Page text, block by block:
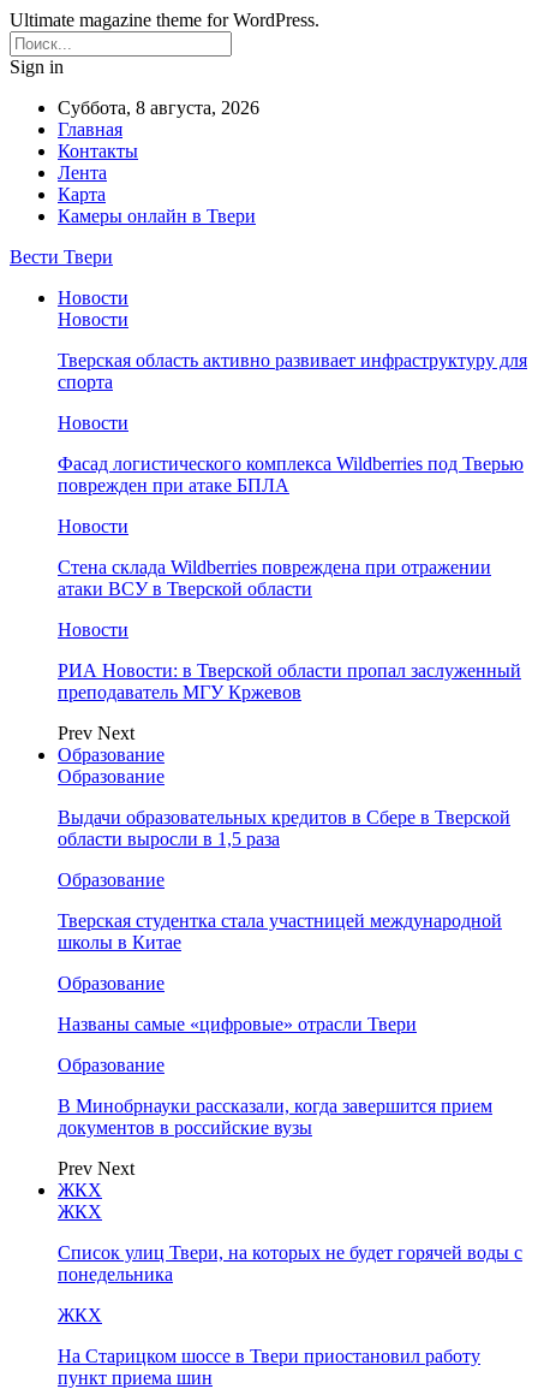
Ultimate magazine theme for WordPress.
Sign in
Суббота, 8 августа, 2026
Главная
Контакты
Лента
Карта
Камеры онлайн в Твери
Вести Твери
Новости
Новости
Тверская область активно развивает инфраструктуру для
спорта
Новости
Фасад логистического комплекса Wildberries под Тверью
поврежден при атаке БПЛА
Новости
Стена склада Wildberries повреждена при отражении
атаки ВСУ в Тверской области
Новости
РИА Новости: в Тверской области пропал заслуженный
преподаватель МГУ Кржевов
Prev Next
Образование
Образование
Выдачи образовательных кредитов в Сбере в Тверской
области выросли в 1,5 раза
Образование
Тверская студентка стала участницей международной
школы в Китае
Образование
Названы самые «цифровые» отрасли Твери
Образование
В Минобрнауки рассказали, когда завершится прием
документов в российские вузы
Prev Next
ЖКХ
ЖКХ
Список улиц Твери, на которых не будет горячей воды с
понедельника
ЖКХ
На Старицком шоссе в Твери приостановил работу
пункт приема шин